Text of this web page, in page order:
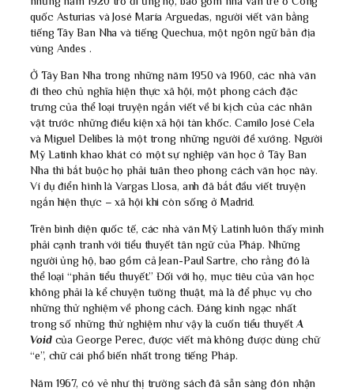
quốc Asturias và José María Arguedas, người viết văn bằng
tiếng Tây Ban Nha và tiếng Quechua, một ngôn ngữ bản địa
vùng Andes .
Ở Tây Ban Nha trong những năm 1950 và 1960, các nhà văn
đi theo chủ nghĩa hiện thực xã hội, một phong cách đặc
trưng của thể loại truyện ngắn viết về bi kịch của các nhân
vật trước những điều kiện xã hội tàn khốc. Camilo José Cela
và Miguel Delibes là một trong những người đề xướng. Người
Mỹ Latinh khao khát có một sự nghiệp văn học ở Tây Ban
Nha thì bắt buộc họ phải tuân theo phong cách văn học này.
Ví dụ điển hình là Vargas Llosa, anh đã bắt đầu viết truyện
ngắn hiện thực – xã hội khi còn sống ở Madrid.
Trên bình diện quốc tế, các nhà văn Mỹ Latinh luôn thấy mình
phải cạnh tranh với tiểu thuyết tân ngữ của Pháp. Những
người ủng hộ, bao gồm cả Jean-Paul Sartre, cho rằng đó là
thể loại “phản tiểu thuyết.” Đối với họ, mục tiêu của văn học
không phải là kể chuyện tường thuật, mà là để phục vụ cho
những thử nghiệm về phong cách. Đáng kinh ngạc nhất
trong số những thử nghiệm như vậy là cuốn tiểu thuyếtA
Voidcủa George Perec, được viết mà không được dùng chữ
“e”, chữ cái phổ biến nhất trong tiếng Pháp.
Năm 1967, có vẻ như thị trường sách đã sẵn sàng đón nhận